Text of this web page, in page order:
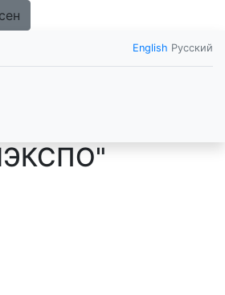
English Русский